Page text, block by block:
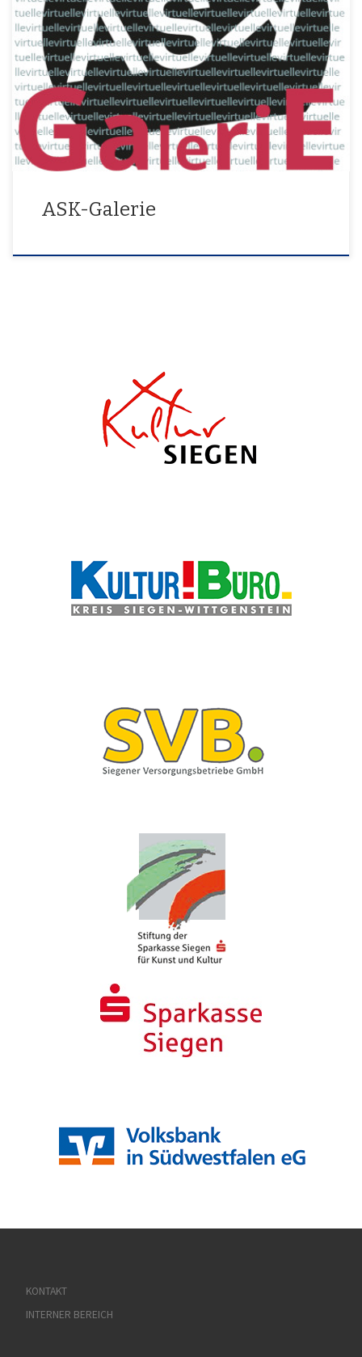
In unserer virtuellen Galerie werden ausgewählte Werke derASK-
Künstler*innen gezeigt.In der Galerie bewegen Sie sich mit der
Maus: Mausklick links und ziehen = Umschauen Doppelmausklick
auf Standort-Punkt = Standortwechsel Kamera Doppelmausklick
auf Bild = Bild öffnen Doppelmausklick auf Info = KünstlerInnen Info
öffnen Mausklick links auf Home-Button = Übersicht Mausklick links
[…]
ASK-Galerie
KONTAKT
INTERNER BEREICH